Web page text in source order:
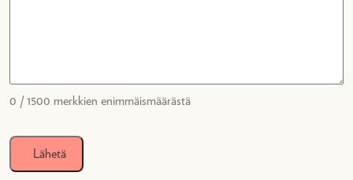
V
V
V
0 / 1500 merkkien enimmäismäärästä